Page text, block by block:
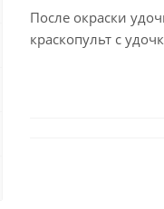
После окраски
краскопульт с